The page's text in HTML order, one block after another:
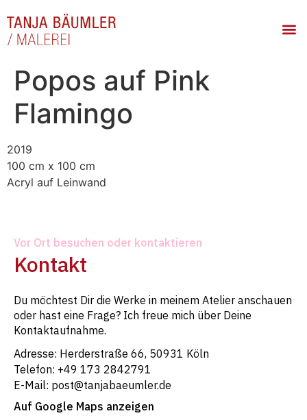
Popos auf Pink
Flamingo
2019
100 cm x 100 cm
Acryl auf Leinwand
Vor Ort besuchen oder kontaktieren
Kontakt
Du möchtest Dir die Werke in meinem Atelier anschauen
oder hast eine Frage? Ich freue mich über Deine
Kontaktaufnahme.
Adresse: Herderstraße 66, 50931 Köln
Telefon: +49 173 2842791
E-Mail: post@tanjabaeumler.de
Auf Google Maps anzeigen